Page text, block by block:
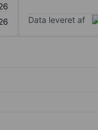
Data leveret af